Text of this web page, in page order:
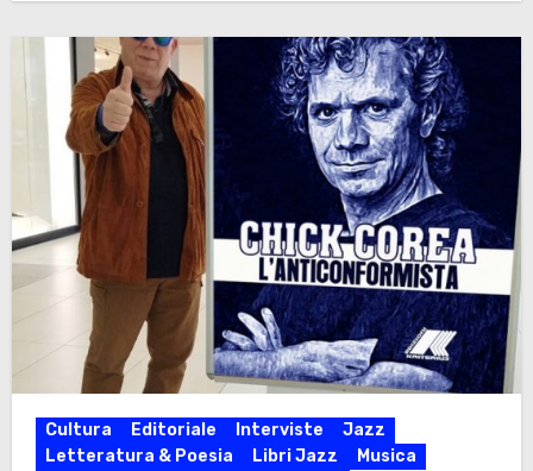
Cultura Editoriale Interviste
Jazz
Letteratura & Poesia
Libri Jazz
Musica